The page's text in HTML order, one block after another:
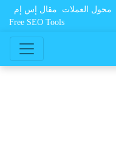
محول العملات
مقال إس إم
Free SEO Tools